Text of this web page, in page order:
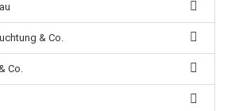
& Co.
Co.